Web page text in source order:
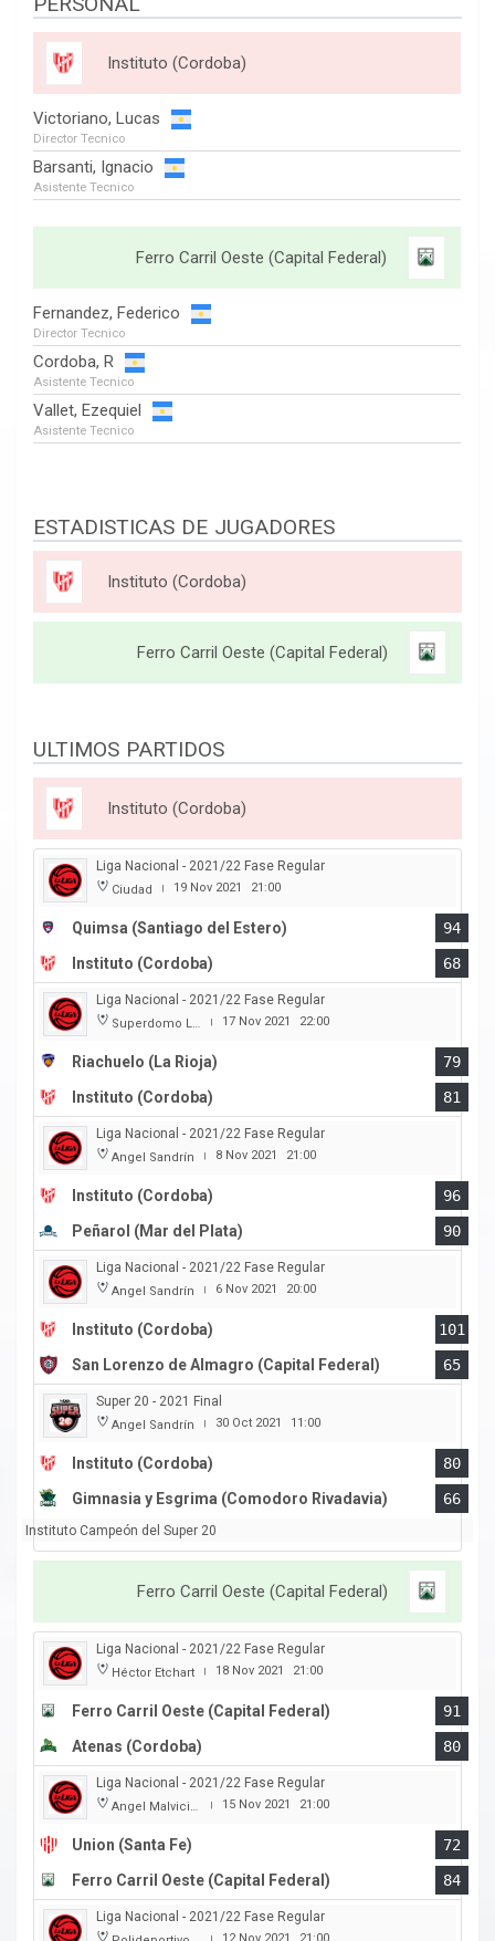
Instituto (Cordoba)
Victoriano, Lucas
Director Tecnico
Barsanti, Ignacio
Asistente Tecnico
Ferro Carril Oeste (Capital Federal)
Fernandez, Federico
Director Tecnico
Cordoba, R
Asistente Tecnico
Vallet, Ezequiel
Asistente Tecnico
ESTADISTICAS DE JUGADORES
Instituto (Cordoba)
Ferro Carril Oeste (Capital Federal)
ULTIMOS PARTIDOS
Instituto (Cordoba)
Liga Nacional - 2021/22 Fase Regular
Ciudad | 19 Nov 2021 21:00
Quimsa (Santiago del Estero)
94
Instituto (Cordoba)
68
Liga Nacional - 2021/22 Fase Regular
Superdomo La Rioja | 17 Nov 2021 22:00
Riachuelo (La Rioja)
79
Instituto (Cordoba)
81
Liga Nacional - 2021/22 Fase Regular
Angel Sandrín | 8 Nov 2021 21:00
Instituto (Cordoba)
96
Peñarol (Mar del Plata)
90
Liga Nacional - 2021/22 Fase Regular
Angel Sandrín | 6 Nov 2021 20:00
Instituto (Cordoba)
101
San Lorenzo de Almagro (Capital Federal)
65
Super 20 - 2021 Final
Angel Sandrín | 30 Oct 2021 11:00
Instituto (Cordoba)
80
Gimnasia y Esgrima (Comodoro Rivadavia)
66
Instituto Campeón del Super 20
Ferro Carril Oeste (Capital Federal)
Liga Nacional - 2021/22 Fase Regular
Héctor Etchart | 18 Nov 2021 21:00
Ferro Carril Oeste (Capital Federal)
91
Atenas (Cordoba)
80
Liga Nacional - 2021/22 Fase Regular
Angel Malvicino | 15 Nov 2021 21:00
Union (Santa Fe)
72
Ferro Carril Oeste (Capital Federal)
84
Liga Nacional - 2021/22 Fase Regular
|